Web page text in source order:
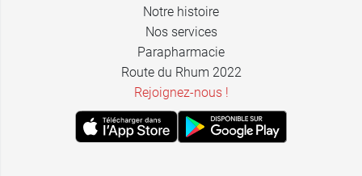
XL
Notre histoire
Nos services
Parapharmacie
Route du Rhum 2022
Rejoignez-nous !